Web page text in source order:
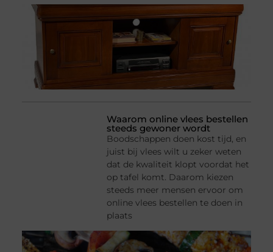
Waarom online vlees bestellen
steeds gewoner wordt
Boodschappen doen kost tijd, en
juist bij vlees wilt u zeker weten
dat de kwaliteit klopt voordat het
op tafel komt. Daarom kiezen
steeds meer mensen ervoor om
online vlees bestellen te doen in
plaats